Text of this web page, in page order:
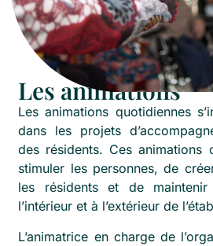
Les animations
Les animations quotidiennes
dans les projets
des résidents. Ces
stimuler les personnes, de
les résidents et de
l’intérieur et à l’extérieur de
L’animatrice en charge de